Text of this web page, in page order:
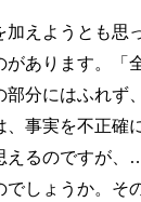
えようとも思
があります。「
部分にはふれず
、事実を不正確
えるのですが、
でしょうか。そ